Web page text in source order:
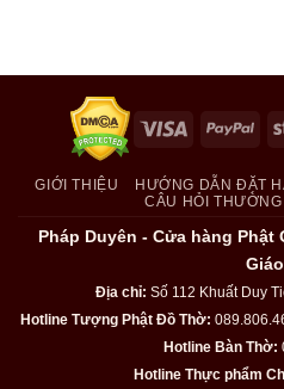
Visa
GIỚI THIỆU HƯỚNG DẪN ĐẶT
CÂU HỎI THƯỜNG
Pháp Duyên - Cửa hàng Phật
Địa chỉ: Số 112 Khuất Duy
Hotline Tượng Phật Đồ Thờ:
Hotline Bàn Thờ:
Hotline Thực phẩm